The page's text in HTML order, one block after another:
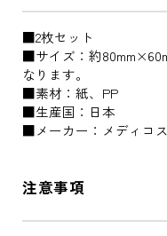
■2枚セット
■サイズ：約
なります。
■素材：紙、PP
■生産国：日本
■メーカー：メディコ
注意事項